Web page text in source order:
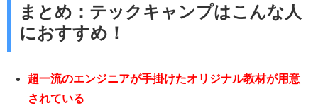
まとめ：テックキャンプはこんな人
におすすめ！
超一流のエンジニアが手掛けたオリジナル教材が用意
されている